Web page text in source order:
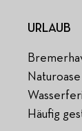
URLAUB
Häufig